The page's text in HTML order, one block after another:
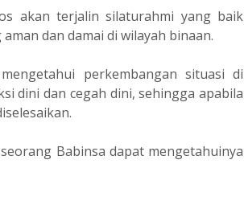
akan terjalin silaturahmi yang baik
dan damai di wilayah binaan.
perkembangan situasi di
dini dan cegah dini, sehingga apabila
Babinsa dapat mengetahuinya